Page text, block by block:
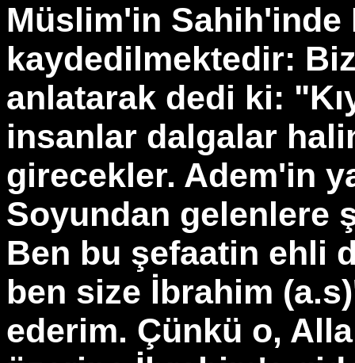
Müslim'in
kaydedilmektedir:
anlatarak dedi ki:
insanlar dalgalar
girecekler. Adem'in
Soyundan gelenlere
Ben bu şefaatin ehli
ben size İbrahim
ederim. Çünkü o,